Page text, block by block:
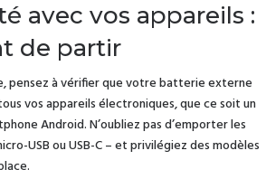
avec vos appareils :
de partir
pensez à vérifier que votre batterie externe
vos appareils électroniques, que ce soit un
Android. N’oubliez pas d’emporter les
USB ou USB-C – et privilégiez des modèles